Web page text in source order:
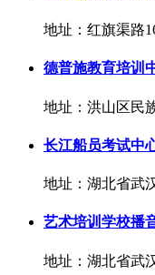
地址：红旗渠路
德普施教育培训
地址：洪山区民
长江船员考试中
地址：湖北省武
艺术培训学校播
地址：湖北省武